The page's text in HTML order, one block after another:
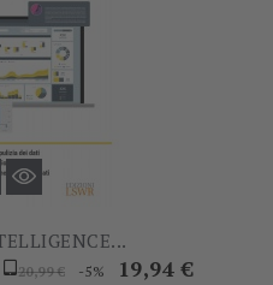
Prezzo
20,99 € -5% Prezzo
19,94 €